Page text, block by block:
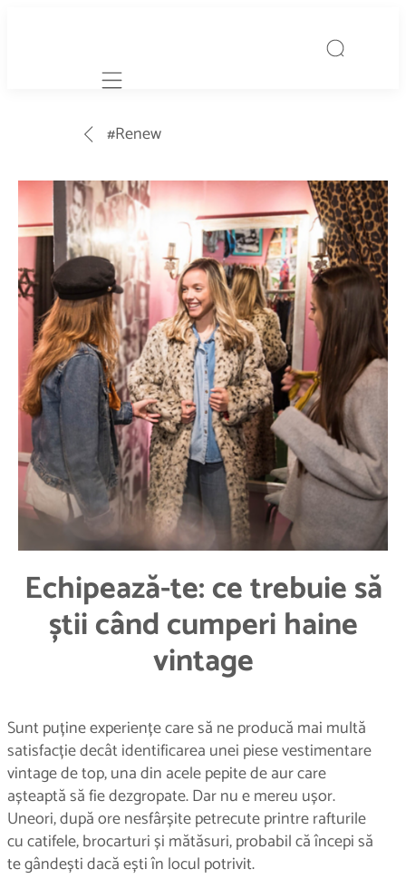
Mobile navigation
#Renew
Echipează-te: ce trebuie să
știi când cumperi haine
vintage
Sunt puține experiențe care să ne producă mai multă
satisfacție decât identificarea unei piese vestimentare
vintage de top, una din acele pepite de aur care
așteaptă să fie dezgropate. Dar nu e mereu ușor.
Uneori, după ore nesfârșite petrecute printre rafturile
cu catifele, brocarturi și mătăsuri, probabil că începi să
te gândești dacă ești în locul potrivit.